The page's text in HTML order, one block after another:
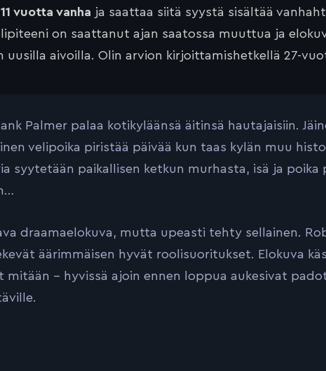
11 vuotta vanha ja saattaa siitä syystä sisältää
on saattanut ajan saatossa muuttua ja
uusilla aivoilla. Olin arvion kirjoittamishetkellä 27-
Palmer palaa kotikyläänsä äitinsä hautajaisiin.
velipoika piristää päivää kun taas kylän muu
syytetään paikallisen ketkun murhasta, isä ja poika
draamaelokuva, mutta upeasti tehty sellainen.
äärimmäisen hyvät roolisuoritukset. Elokuva
mitään – hyvissä ajoin ennen loppua aukesivat